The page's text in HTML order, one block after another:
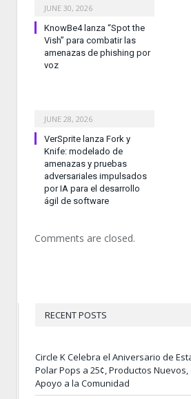
JUNE 30, 2026
KnowBe4 lanza “Spot the
Vish” para combatir las
amenazas de phishing por
voz
JUNE 28, 2026
VerSprite lanza Fork y
Knife: modelado de
amenazas y pruebas
adversariales impulsados
por IA para el desarrollo
ágil de software
Comments are closed.
RECENT POSTS
Circle K Celebra el Aniversario de
Polar Pops a 25¢, Productos
Apoyo a la Comunidad